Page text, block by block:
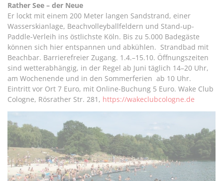
Rather See – der Neue
Er lockt mit einem 200 Meter langen Sandstrand, einer
Wasserskianlage, Beachvolleyballfeldern und Stand-up-
Paddle-Verleih ins östlichste Köln. Bis zu 5.000 Badegäste
können sich hier entspannen und abkühlen. Strandbad mit
Beachbar. Barrierefreier Zugang. 1.4.–15.10. Öffnungszeiten
sind wetterabhängig, in der Regel ab Juni täglich 14–20 Uhr,
am Wochenende und in den Sommerferien ab 10 Uhr.
Eintritt vor Ort 7 Euro, mit Online-Buchung 5 Euro. Wake Club
Cologne, Rösrather Str. 281, https://wakeclubcologne.de